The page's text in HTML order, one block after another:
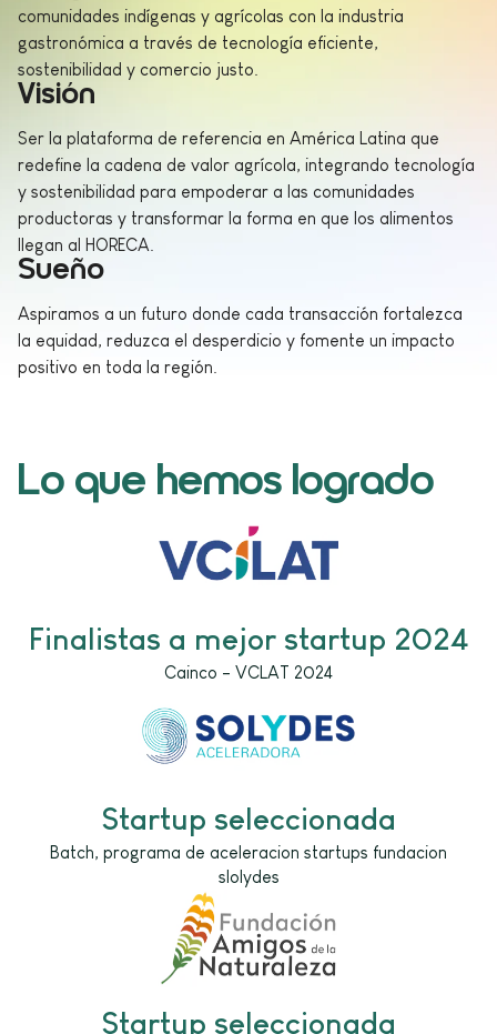
comunidades indígenas y agrícolas con la industria
gastronómica a través de tecnología eficiente,
sostenibilidad y comercio justo.
Visión
Ser la plataforma de referencia en América Latina que
redefine la cadena de valor agrícola, integrando tecnología
y sostenibilidad para empoderar a las comunidades
productoras y transformar la forma en que los alimentos
llegan al HORECA.
Sueño
Aspiramos a un futuro donde cada transacción fortalezca
la equidad, reduzca el desperdicio y fomente un impacto
positivo en toda la región.
Lo que hemos logrado
Finalistas a mejor startup 2024
Cainco - VCLAT 2024
Startup seleccionada
Batch, programa de aceleracion startups fundacion
slolydes
Startup seleccionada